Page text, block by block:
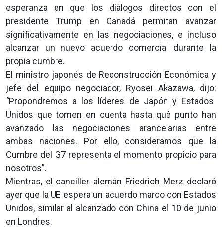
esperanza en que los diálogos directos con el
presidente Trump en Canadá permitan avanzar
significativamente en las negociaciones, e incluso
alcanzar un nuevo acuerdo comercial durante la
propia cumbre.
El ministro japonés de Reconstrucción Económica y
jefe del equipo negociador, Ryosei Akazawa, dijo:
“Propondremos a los líderes de Japón y Estados
Unidos que tomen en cuenta hasta qué punto han
avanzado las negociaciones arancelarias entre
ambas naciones. Por ello, consideramos que la
Cumbre del G7 representa el momento propicio para
nosotros”.
Mientras, el canciller alemán Friedrich Merz declaró
ayer que la UE espera un acuerdo marco con Estados
Unidos, similar al alcanzado con China el 10 de junio
en Londres.